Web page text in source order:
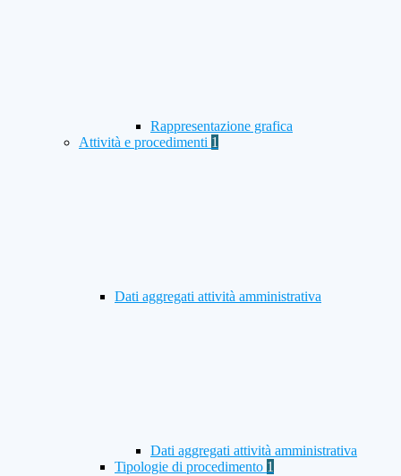
Rappresentazione grafica
Attività e procedimenti 1
Dati aggregati attività amministrativa
Dati aggregati attività amministrativa
Tipologie di procedimento 1